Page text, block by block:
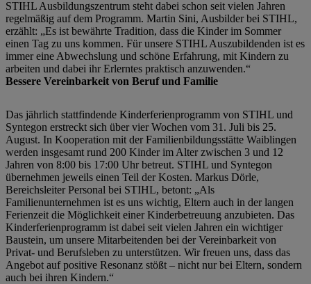
STIHL Ausbildungszentrum steht dabei schon seit vielen Jahren
regelmäßig auf dem Programm. Martin Sini, Ausbilder bei STIHL,
erzählt: „Es ist bewährte Tradition, dass die Kinder im Sommer
einen Tag zu uns kommen. Für unsere STIHL Auszubildenden ist es
immer eine Abwechslung und schöne Erfahrung, mit Kindern zu
arbeiten und dabei ihr Erlerntes praktisch anzuwenden.“
Bessere Vereinbarkeit von Beruf und Familie
Das jährlich stattfindende Kinderferienprogramm von STIHL und
Syntegon erstreckt sich über vier Wochen vom 31. Juli bis 25.
August. In Kooperation mit der Familienbildungsstätte Waiblingen
werden insgesamt rund 200 Kinder im Alter zwischen 3 und 12
Jahren von 8:00 bis 17:00 Uhr betreut. STIHL und Syntegon
übernehmen jeweils einen Teil der Kosten. Markus Dörle,
Bereichsleiter Personal bei STIHL, betont: „Als
Familienunternehmen ist es uns wichtig, Eltern auch in der langen
Ferienzeit die Möglichkeit einer Kinderbetreuung anzubieten. Das
Kinderferienprogramm ist dabei seit vielen Jahren ein wichtiger
Baustein, um unsere Mitarbeitenden bei der Vereinbarkeit von
Privat- und Berufsleben zu unterstützen. Wir freuen uns, dass das
Angebot auf positive Resonanz stößt – nicht nur bei Eltern, sondern
auch bei ihren Kindern.“